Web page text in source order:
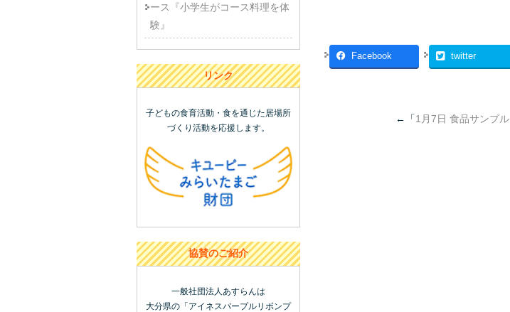
Facebook twitter
←「1月7日 食品サンプル
ース『小学生がコース料理を体
験』
リンク
子どもの食育活動・食を通じた居場所
づくり活動を応援します。
協賛のご紹介
一般社団法人あすらんは
大分県の「アイネスパープルリボンプ